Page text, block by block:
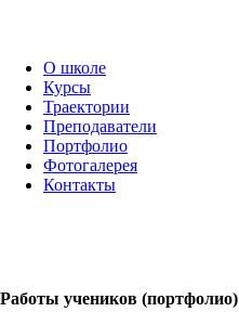
О школе
Курсы
Траектории
Преподаватели
Портфолио
Фотогалерея
Контакты
Работы учеников (портфолио)